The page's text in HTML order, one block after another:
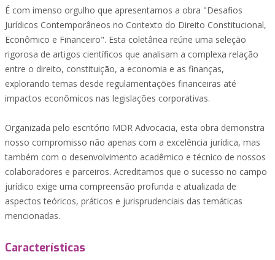
É com imenso orgulho que apresentamos a obra "Desafios
Jurídicos Contemporâneos no Contexto do Direito Constitucional,
Econômico e Financeiro". Esta coletânea reúne uma seleção
rigorosa de artigos científicos que analisam a complexa relação
entre o direito, constituição, a economia e as finanças,
explorando temas desde regulamentações financeiras até
impactos econômicos nas legislações corporativas.
Organizada pelo escritório MDR Advocacia, esta obra demonstra
nosso compromisso não apenas com a excelência jurídica, mas
também com o desenvolvimento acadêmico e técnico de nossos
colaboradores e parceiros. Acreditamos que o sucesso no campo
jurídico exige uma compreensão profunda e atualizada de
aspectos teóricos, práticos e jurisprudenciais das temáticas
mencionadas.
Características